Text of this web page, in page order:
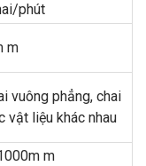
phút
m
vuông phẳng, chai
vật liệu khác nhau
m